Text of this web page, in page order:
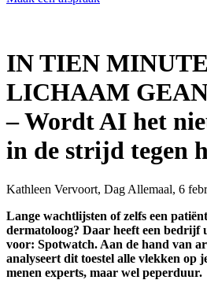
IN TIEN
LICHAAM
– Wordt AI het
in de strijd tegen
Kathleen Vervoort, Dag Allemaal, 6
Lange wachtlijsten of zelfs een
dermatoloog? Daar heeft een bedrijf
voor: Spotwatch. Aan de hand van
analyseert dit toestel alle vlekken op
menen experts, maar wel peperduur.